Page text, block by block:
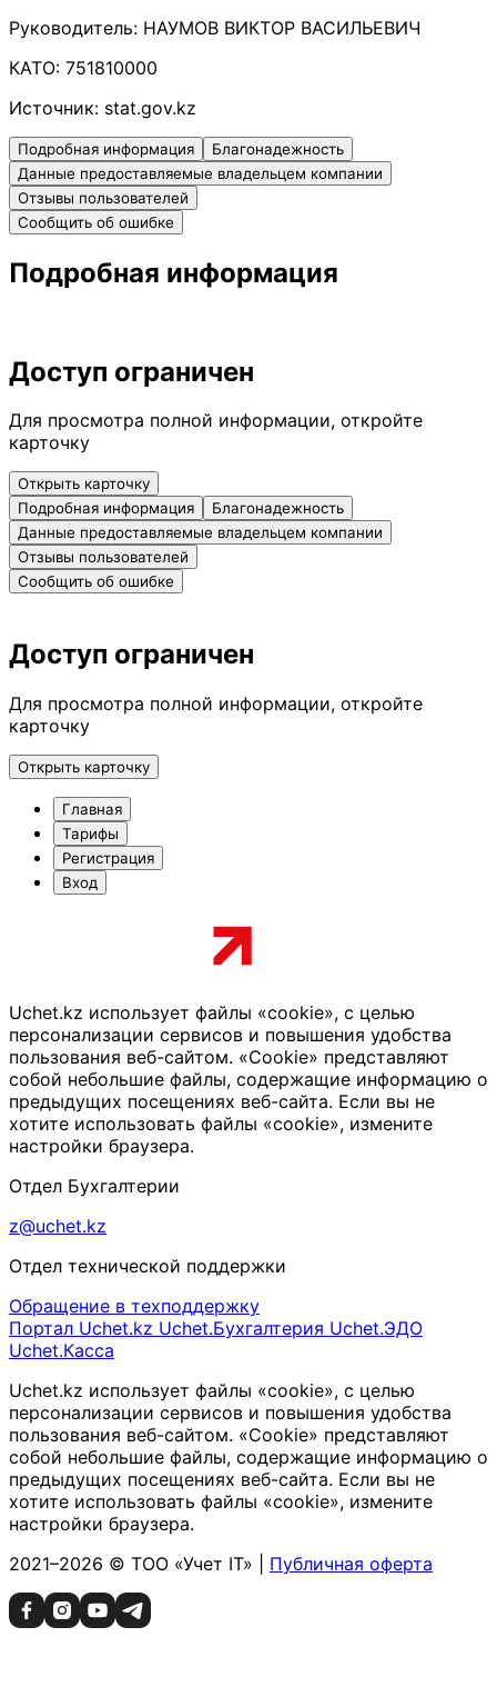
Руководитель: НАУМОВ ВИКТОР ВАСИЛЬЕВИЧ
КАТО: 751810000
Источник: stat.gov.kz
Подробная информация
Благонадежность
Данные предоставляемые владельцем компании
Отзывы пользователей
Сообщить об ошибке
Подробная информация
Доступ ограничен
Для просмотра полной информации, откройте
карточку
Открыть карточку
Подробная информация
Благонадежность
Данные предоставляемые владельцем компании
Отзывы пользователей
Сообщить об ошибке
Доступ ограничен
Для просмотра полной информации, откройте
карточку
Открыть карточку
Главная
Тарифы
Регистрация
Вход
Uchet.kz использует файлы «cookie», с целью
персонализации сервисов и повышения удобства
пользования веб-сайтом. «Cookie» представляют
собой небольшие файлы, содержащие информацию о
предыдущих посещениях веб-сайта. Если вы не
хотите использовать файлы «cookie», измените
настройки браузера.
Отдел Бухгалтерии
z@uchet.kz
Отдел технической поддержки
Обращение в техподдержку
Портал Uchet.kz Uchet.Бухгалтерия Uchet.ЭДО
Uchet.Касса
Uchet.kz использует файлы «cookie», с целью
персонализации сервисов и повышения удобства
пользования веб-сайтом. «Cookie» представляют
собой небольшие файлы, содержащие информацию о
предыдущих посещениях веб-сайта. Если вы не
хотите использовать файлы «cookie», измените
настройки браузера.
2021–2026 © ТОО «Учет IT» | Публичная оферта